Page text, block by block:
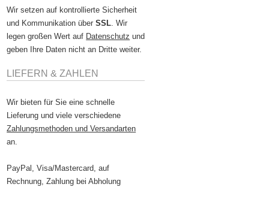
Wir setzen auf kontrollierte Sicherheit
und Kommunikation überSSL . Wir
legen großen Wert auf Datenschutz und
geben Ihre Daten nicht an Dritte weiter.
LIEFERN & ZAHLEN
Wir bieten für Sie eine schnelle
Lieferung und viele verschiedene
Zahlungsmethoden und Versandarten
an.
PayPal, Visa/Mastercard, auf
Rechnung, Zahlung bei Abholung